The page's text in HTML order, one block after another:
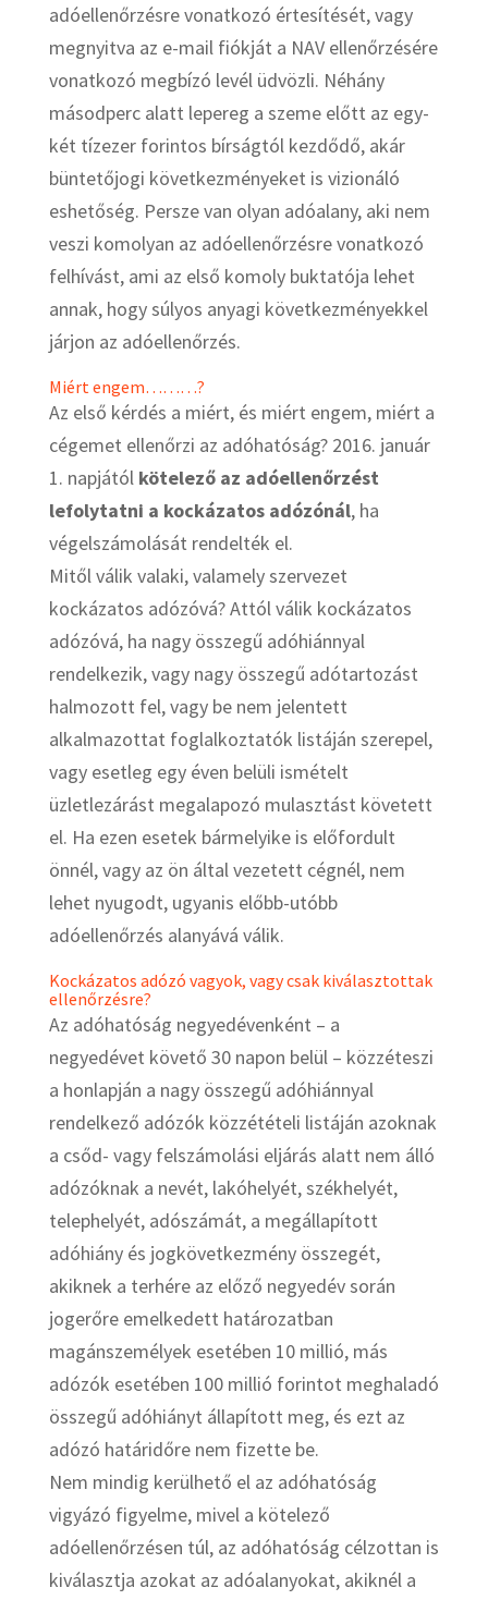
adóellenőrzésre vonatkozó értesítését, vagy
megnyitva az e-mail fiókját a NAV ellenőrzésére
vonatkozó megbízó levél üdvözli. Néhány
másodperc alatt lepereg a szeme előtt az egy-
két tízezer forintos bírságtól kezdődő, akár
büntetőjogi következményeket is vizionáló
eshetőség. Persze van olyan adóalany, aki nem
veszi komolyan az adóellenőrzésre vonatkozó
felhívást, ami az első komoly buktatója lehet
annak, hogy súlyos anyagi következményekkel
járjon az adóellenőrzés.
Miért engem………?
Az első kérdés a miért, és miért engem, miért a
cégemet ellenőrzi az adóhatóság? 2016. január
1. napjától kötelező az adóellenőrzést
lefolytatni a kockázatos adózónál, ha
végelszámolását rendelték el.
Mitől válik valaki, valamely szervezet
kockázatos adózóvá? Attól válik kockázatos
adózóvá, ha nagy összegű adóhiánnyal
rendelkezik, vagy nagy összegű adótartozást
halmozott fel, vagy be nem jelentett
alkalmazottat foglalkoztatók listáján szerepel,
vagy esetleg egy éven belüli ismételt
üzletlezárást megalapozó mulasztást követett
el. Ha ezen esetek bármelyike is előfordult
önnél, vagy az ön által vezetett cégnél, nem
lehet nyugodt, ugyanis előbb-utóbb
adóellenőrzés alanyává válik.
Kockázatos adózó vagyok, vagy csak kiválasztottak
ellenőrzésre?
Az adóhatóság negyedévenként – a
negyedévet követő 30 napon belül – közzéteszi
a honlapján a nagy összegű adóhiánnyal
rendelkező adózók közzétételi listáján azoknak
a csőd- vagy felszámolási eljárás alatt nem álló
adózóknak a nevét, lakóhelyét, székhelyét,
telephelyét, adószámát, a megállapított
adóhiány és jogkövetkezmény összegét,
akiknek a terhére az előző negyedév során
jogerőre emelkedett határozatban
magánszemélyek esetében 10 millió, más
adózók esetében 100 millió forintot meghaladó
összegű adóhiányt állapított meg, és ezt az
adózó határidőre nem fizette be.
Nem mindig kerülhető el az adóhatóság
vigyázó figyelme, mivel a kötelező
adóellenőrzésen túl, az adóhatóság célzottan is
kiválasztja azokat az adóalanyokat, akiknél a